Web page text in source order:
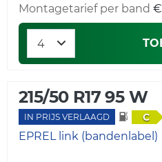
Montagetarief per band
215/50 R17 95 W
IN PRIJS VERLAAGD C
EPREL link (bandenlabel)